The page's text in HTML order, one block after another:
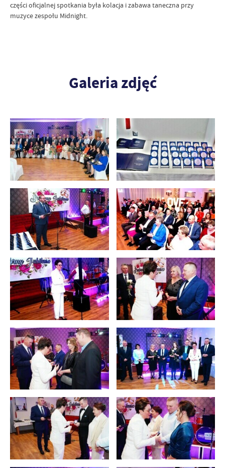
części oficjalnej spotkania była kolacja i zabawa taneczna przy
muzyce zespołu Midnight.
Galeria zdjęć